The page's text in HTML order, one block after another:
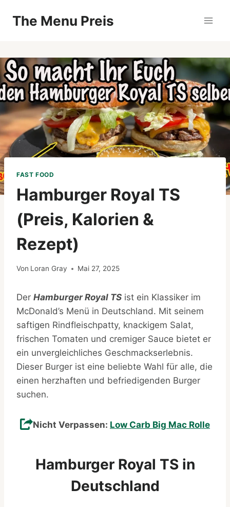
InhaltThe Menu Preis
FAST FOOD
Hamburger Royal TS
(Preis, Kalorien &
Rezept)
Von Loran Gray Mai 27, 2025
Der Hamburger Royal TS ist ein Klassiker im
McDonald’s Menü in Deutschland. Mit seinem
saftigen Rindfleischpatty, knackigem Salat,
frischen Tomaten und cremiger Sauce bietet er
ein unvergleichliches Geschmackserlebnis.
Dieser Burger ist eine beliebte Wahl für alle, die
einen herzhaften und befriedigenden Burger
suchen.
Nicht Verpassen: Low Carb Big Mac Rolle
Hamburger Royal TS in
Deutschland